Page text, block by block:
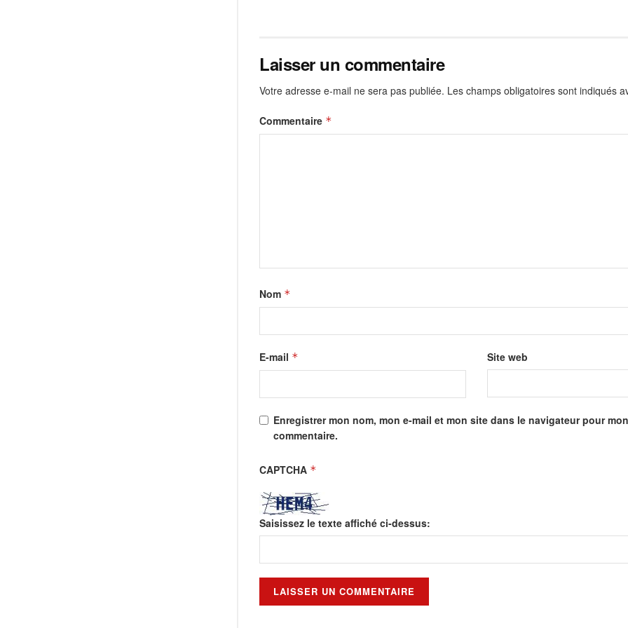
Laisser un commentaire
Votre adresse e-mail ne sera pas publiée. Les champs obligatoires sont indiqués
Commentaire *
Nom *
E-mail * Site web
Enregistrer mon nom, mon e-mail et mon site dans le navigateur pour
commentaire.
CAPTCHA *
Saisissez le texte affiché ci-dessus: